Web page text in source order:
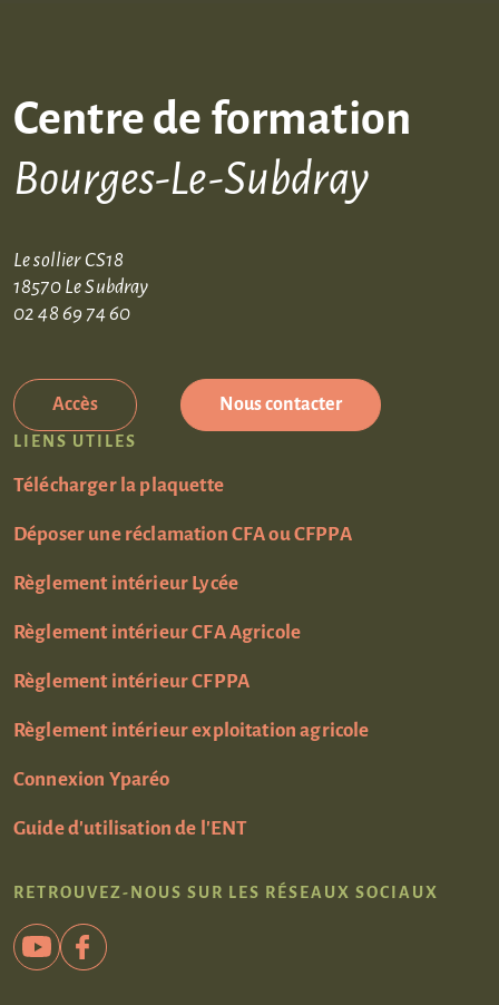
Centre de formation
Bourges-Le-Subdray
Le sollier CS18
18570 Le Subdray
02 48 69 74 60
Accès Nous contacter
LIENS UTILES
Télécharger la plaquette
Déposer une réclamation CFA ou CFPPA
Règlement intérieur Lycée
Règlement intérieur CFA Agricole
Règlement intérieur CFPPA
Règlement intérieur exploitation agricole
Connexion Yparéo
Guide d'utilisation de l'ENT
RETROUVEZ-NOUS SUR LES RÉSEAUX SOCIAUX